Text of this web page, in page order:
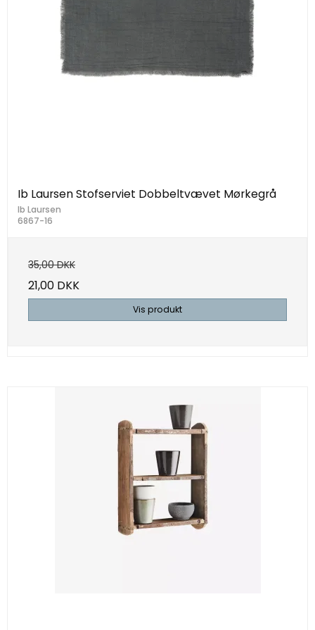
Ib Laursen Stofserviet Dobbeltvævet Mørkegrå
Ib Laursen
6867-16
35,00 DKK
21,00 DKK
Vis produkt